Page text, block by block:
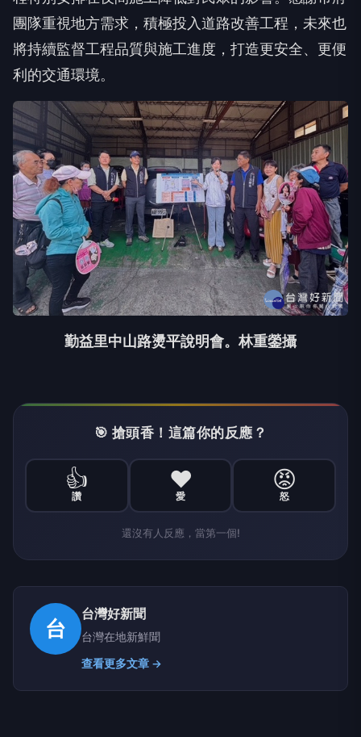
團隊重視地方需求，積極投入道路改善工程， 未來也
將持續監督工程品質與施工進度，打造更安全、 更便
利的交通環境。
勤益里中山路燙平說明會。林重鎣攝
🎯 搶頭香！這篇你的反應？
👍
讚
❤️
愛
😡
怒
還沒有人反應，當第一個!
台
台灣好新聞
台灣在地新鮮聞
查看更多文章 →